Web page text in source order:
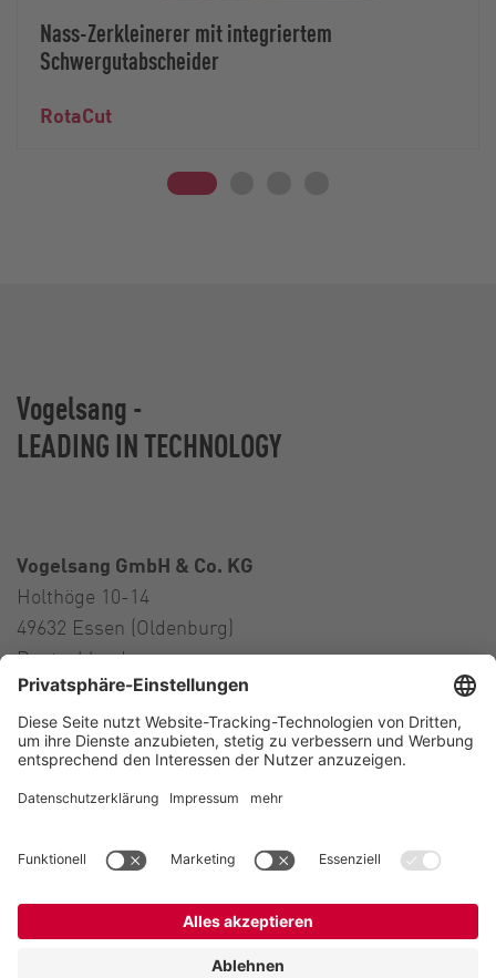
Nass-Zerkleinerer mit integriertem
Schwergutabscheider
RotaCut
Vogelsang -
LEADING IN TECHNOLOGY
Vogelsang GmbH & Co. KG
Holthöge 10-14
49632 Essen (Oldenburg)
Deutschland
Kontakt
Tel.:+49 5434 83 0